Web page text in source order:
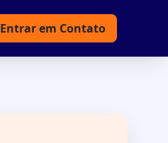
Entrar em Contato